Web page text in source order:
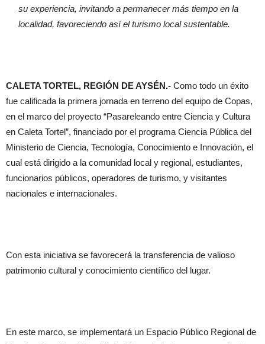
su experiencia, invitando a permanecer más tiempo en la
localidad, favoreciendo así el turismo local sustentable.
CALETA TORTEL, REGIÓN DE AYSÉN.- Como todo un éxito
fue calificada la primera jornada en terreno del equipo de Copas,
en el marco del proyecto “Pasareleando entre Ciencia y Cultura
en Caleta Tortel”, financiado por el programa Ciencia Pública del
Ministerio de Ciencia, Tecnología, Conocimiento e Innovación, el
cual está dirigido a la comunidad local y regional, estudiantes,
funcionarios públicos, operadores de turismo, y visitantes
nacionales e internacionales.
Con esta iniciativa se favorecerá́ la transferencia de valioso
patrimonio cultural y conocimiento científico del lugar.
En este marco, se implementará un Espacio Público Regional de